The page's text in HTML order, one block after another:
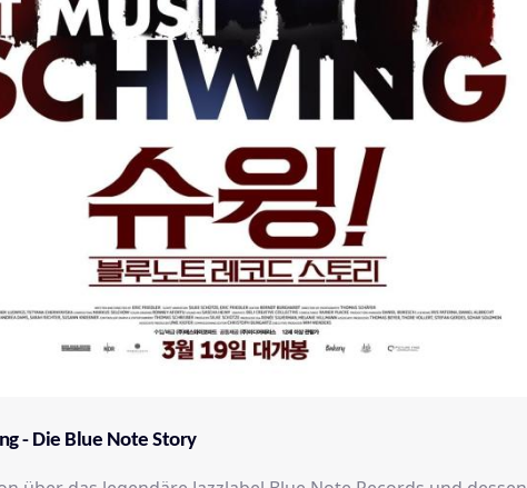
- Die Blue Note Story